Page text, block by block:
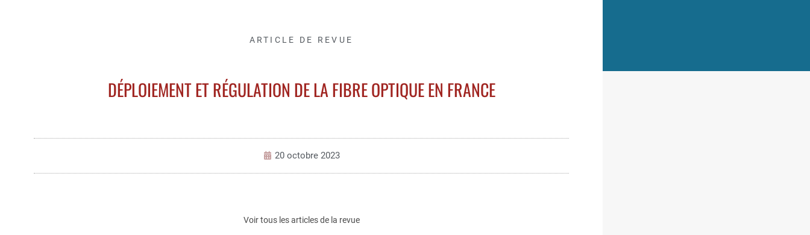
ARTICLE DE REVUE
DÉPLOIEMENT ET RÉGULATION DE LA FIBRE OPTIQUE EN FRANCE
20 octobre 2023
Voir tous les articles de la revue